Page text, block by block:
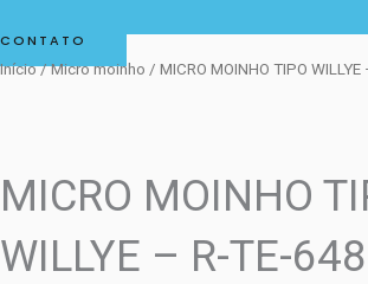
CONTATO
Início/Micro moinho / MICRO MOINHO TIPO
MICRO MOINHO
WILLYE – R-TE-